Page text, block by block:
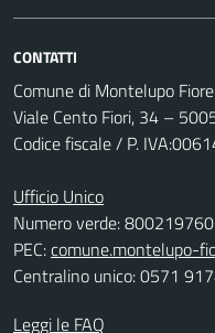
CONTATTI
Comune di Montelupo
Viale Cento Fiori, 34 –
Codice fiscale / P.
Ufficio Unico
Numero verde: 800219760
PEC:comune.montelupo-
Centralino unico: 0571
Leggi le FAQ